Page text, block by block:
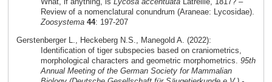
Review of a nomenclatural conundrum (Araneae: Lycosidae).
Zoosystema 44: 197-207
Gerstenberger L., Heckeberg N.S., Manegold A. (2022):
Identification of tiger subspecies based on craniometrics,
morphological characters and geometric morphometrics. 95th
Annual Meeting of the German Society for Mammalian